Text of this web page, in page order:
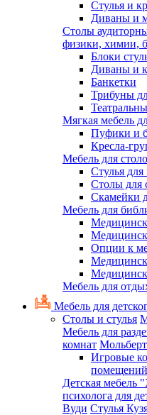
Стулья и
Диваны и
Столы
физики, химии,
Блоки
Диваны и
Банкетки
Трибуны
Мягкая мебель
Пуфики и
Кресла-
Мебель для
Cтулья для
Cтолы для
Скамейки
Мебель для
Опции к
Мебель для
Мебель для
Столы и стулья
Мебель для
комнат
Игровые
помещений
Детская мебель
психолога для
Вуди Стулья